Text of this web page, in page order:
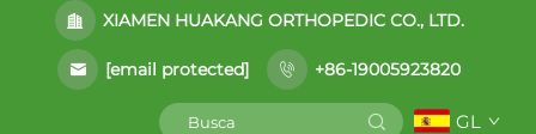
XIAMEN HUAKANG ORTHOPEDIC CO., LTD.
[email protected] +86-19005923820
GL